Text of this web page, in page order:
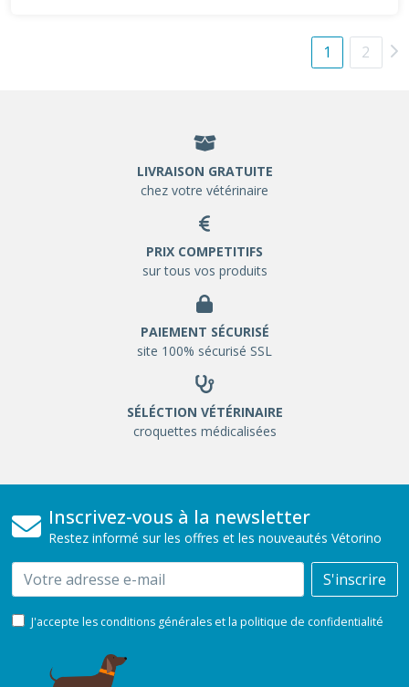
1 2
LIVRAISON GRATUITE
chez votre vétérinaire
PRIX COMPETITIFS
sur tous vos produits
PAIEMENT SÉCURISÉ
site 100% sécurisé SSL
SÉLÉCTION VÉTÉRINAIRE
croquettes médicalisées
Inscrivez-vous à la newsletter
Restez informé sur les offres et les nouveautés Vétorino
Email S'inscrire
J'accepte les conditions générales et la politique de confidentialité